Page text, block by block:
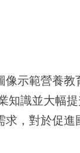
示範營養
知識並大幅
，對於促進